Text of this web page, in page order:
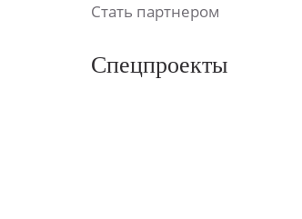
Стать партнером
Спецпроекты